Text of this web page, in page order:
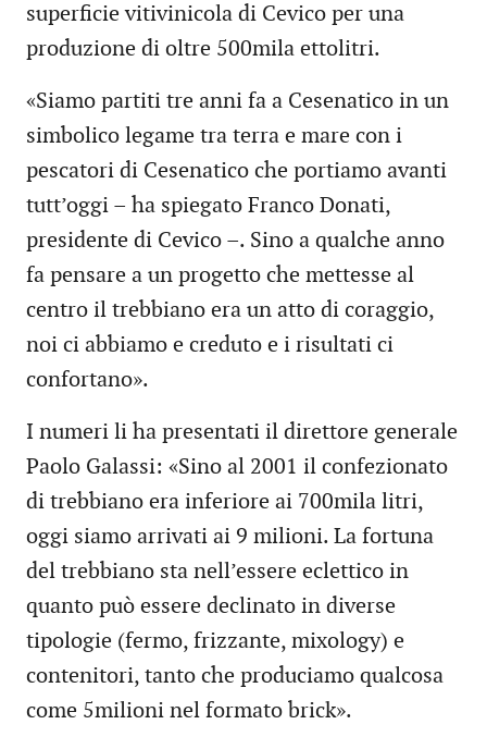
superficie vitivinicola di Cevico per una
produzione di oltre 500mila ettolitri.
«Siamo partiti tre anni fa a Cesenatico in un
simbolico legame tra terra e mare con i
pescatori di Cesenatico che portiamo avanti
tutt’oggi – ha spiegato Franco Donati,
presidente di Cevico –. Sino a qualche anno
fa pensare a un progetto che mettesse al
centro il trebbiano era un atto di coraggio,
noi ci abbiamo e creduto e i risultati ci
confortano».
I numeri li ha presentati il direttore generale
Paolo Galassi: «Sino al 2001 il confezionato
di trebbiano era inferiore ai 700mila litri,
oggi siamo arrivati ai 9 milioni. La fortuna
del trebbiano sta nell’essere eclettico in
quanto può essere declinato in diverse
tipologie (fermo, frizzante, mixology) e
contenitori, tanto che produciamo qualcosa
come 5milioni nel formato brick».